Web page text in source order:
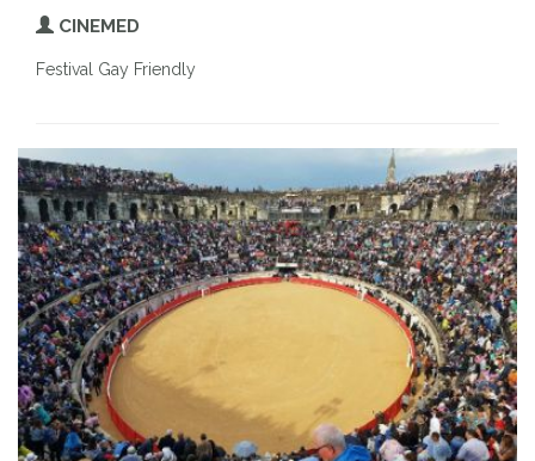
CINEMED
Festival Gay Friendly